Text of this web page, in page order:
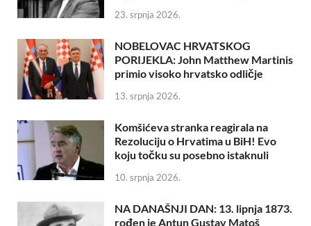
23. srpnja 2026.
NOBELOVAC HRVATSKOG
PORIJEKLA: John Matthew Martinis
primio visoko hrvatsko odličje
13. srpnja 2026.
Komšićeva stranka reagirala na
Rezoluciju o Hrvatima u BiH! Evo
koju točku su posebno istaknuli
10. srpnja 2026.
NA DANAŠNJI DAN: 13. lipnja 1873.
rođen je Antun Gustav Matoš